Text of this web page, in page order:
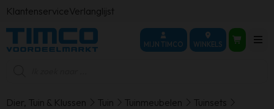
KlantenserviceVerlanglijst
MIJN TIMCO WINKELS
Dier, Tuin & Klussen Tuin Tuinmeubelen
Tuinsets